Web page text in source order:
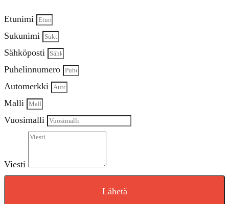
Etunimi
Sukunimi
Sähköposti
Puhelinnumero
Automerkki
Malli
Vuosimalli
Viesti
Lähetä